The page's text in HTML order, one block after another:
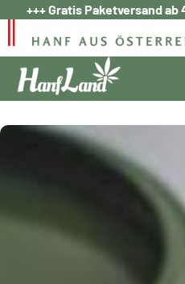
Zum
Inhalt
springen
+++ Gratis Paketversand ab